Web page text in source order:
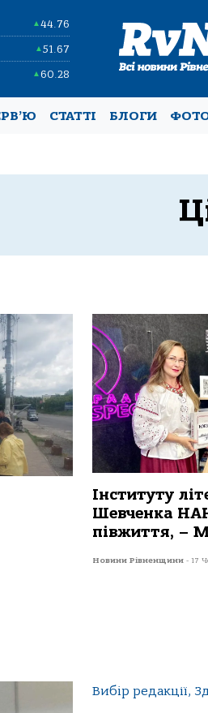
▲44.76
▲51.67
▲60.28
СТАТТІ БЛОГИ
Інституту
Шевченка
півжиття, –
Новини Рівненщини - 17
Вибір редакції,